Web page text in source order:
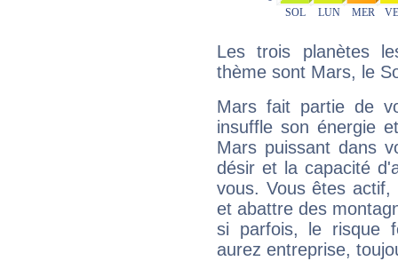
Les trois planètes
thème sont Mars, le
Mars fait partie de
insuffle son énergie
Mars puissant dans
désir et la capacité
vous. Vous êtes
et abattre des
si parfois, le risque
aurez entreprise,